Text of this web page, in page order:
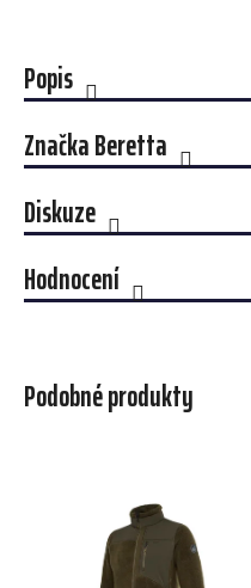
Popis
ZnačkaBeretta
Diskuze
Hodnocení
Podobné produkty